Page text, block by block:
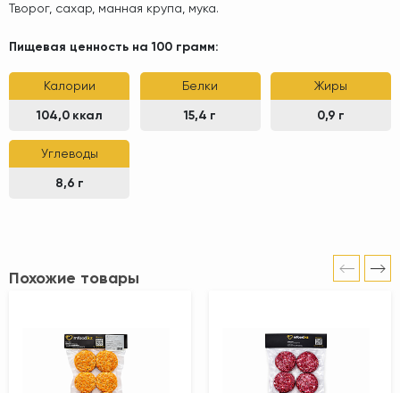
Творог, сахар, манная крупа, мука.
Пищевая ценность на 100 грамм:
Калории
104,0 ккал
Белки
15,4 г
Жиры
0,9 г
Углеводы
8,6 г
Похожие товары